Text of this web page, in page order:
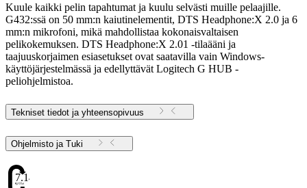
Kuule kaikki pelin tapahtumat ja kuulu selvästi muille pelaajille.
G432:ssä on 50 mm:n kaiutinelementit, ​​DTS Headphone:X 2.0 ja 6
mm:n mikrofoni, mikä mahdollistaa kokonaisvaltaisen
pelikokemuksen. DTS Headphone:X 2.01 -tilaääni ja
taajuuskorjaimen esiasetukset ovat saatavilla vain Windows-
käyttöjärjestelmässä ja edellyttävät Logitech G HUB -
peliohjelmistoa.
Tekniset tiedot ja yhteensopivuus
Ohjelmisto ja Tuki
7.14